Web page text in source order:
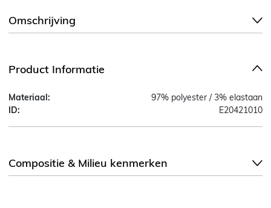
Omschrijving
Product Informatie
Materiaal:
97% polyester / 3% elastaan
ID:
E20421010
Compositie & Milieu kenmerken